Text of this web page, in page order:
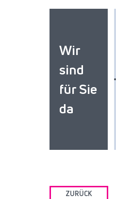
Wir
sind
für Sie
da
ZURÜCK